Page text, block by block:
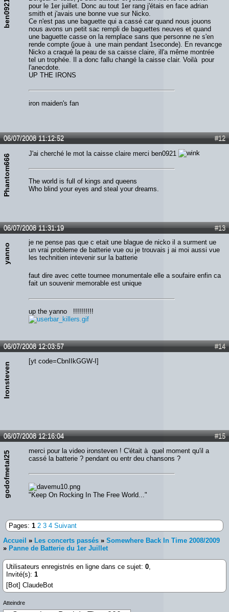
ben0921
pour le 1er juillet. Donc au tout 1er rang j'étais en face adrian
smith et j'avais une bonne vue sur Nicko.
Ce n'est pas une baguette qui a cassé car quand nous jouons
nous avons un petit sac rempli de baguettes neuves et quand
une baguette casse on la remplace sans que personne ne s'en
rende compte (joue à une main pendant 1seconde). En revancge
Nicko a craqué la peau de sa caisse claire, ill'a même montrée
tel un trophée. Il a donc fallu changé la caisse clair. Voilà pour
l'anecdote.
UP THE IRONS
iron maiden's fan
#12
06/07/2008 11:12:52
Phantom666 J'ai cherché le mot la caisse claire merci ben0921
The world is full of kings and queens
Who blind your eyes and steal your dreams.
#13
06/07/2008 11:31:19
yanno
je ne pense pas que c etait une blague de nicko il a surment ue
un vrai probleme de batterie vue ou je trouvais j ai moi aussi vue
les technitien intevenir sur la batterie
faut dire avec cette tournee monumentale elle a soufaire enfin ca
fait un souvenir memorable est unique
up the yanno !!!!!!!!!!
#14
06/07/2008 12:03:57
Ironsteven
[yt code=CbnIIkGGW-I]
#15
06/07/2008 12:16:04
godofmetal25
merci pour la video ironsteven ! C'était à quel moment qu'il a
cassé la batterie ? pendant ou entr deu chansons ?
"Keep On Rocking In The Free World..."
Pages: 1 2 3 4 Suivant
Accueil » Les concerts passés » Somewhere Back In Time 2008/2009
» Panne de Batterie du 1er Juillet
Utilisateurs enregistrés en ligne dans ce sujet: 0
Invité(s): 1
[Bot] ClaudeBot
Atteindre